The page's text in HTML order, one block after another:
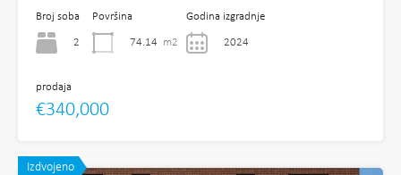
Broj soba
2
Površina
74.14 m2
Godina izgradnje
2024
prodaja
€340,000
Izdvojeno